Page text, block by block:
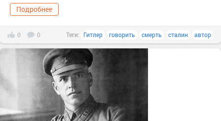
Подробнее
0 0 Теги: Гитлер говорить смерть сталин автор